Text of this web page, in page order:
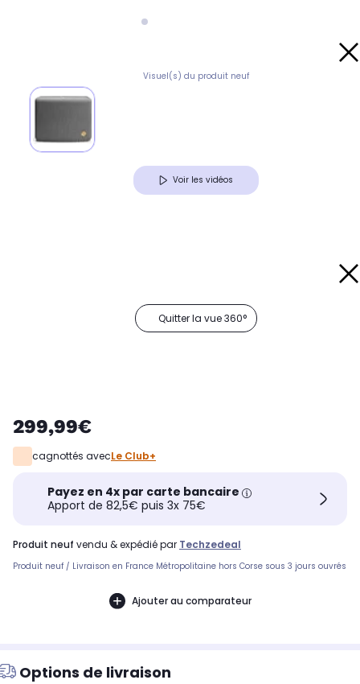
Visuel(s) du produit neuf
Voir les vidéos
Quitter la vue 360°
299,99€
cagnottés avecLe Club+
Payez en 4x par carte bancaire
Apport de 82,5€ puis 3x 75€
produit neuf vendu & expédié par Techzedeal
Produit neuf / Livraison en France Métropolitaine hors Corse sous 3 jours ouvrés
Ajouter au comparateur
Options de livraison